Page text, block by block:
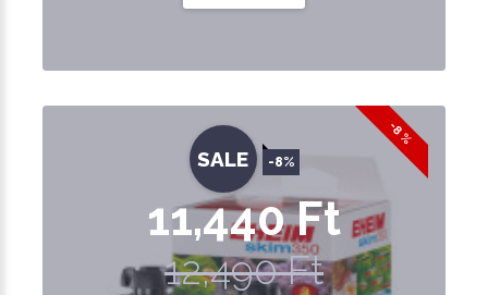
-8 %
SALE -8%
11,440 Ft
12,490 Ft